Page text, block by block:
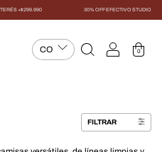
+$299.990 30% OFF EFECTIVO STUDIO
0
FILTRAR